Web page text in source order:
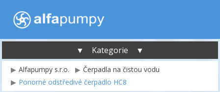
▼ Kategorie ▼
Alfapumpy s.r.o.
Čerpadla na čistou vodu
Ponorné odstředivé čerpadlo HC8